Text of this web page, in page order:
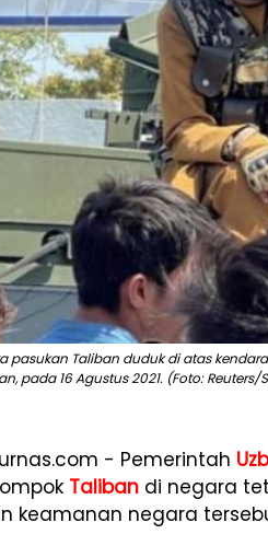
pasukan Taliban duduk di atas
pada 16 Agustus 2021. (Foto: Reuters/
- Pemerintah
Taliban di negara
keamanan negara